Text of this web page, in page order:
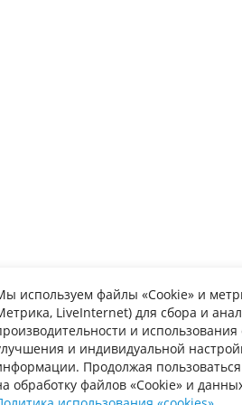
Вопрос-ответ
Обмен и возврат
используем файлы «Cookie» и
LiveInternet) для сбора и
и использования
и индивидуальной
Продолжая
обработку файлов «Cookie» и